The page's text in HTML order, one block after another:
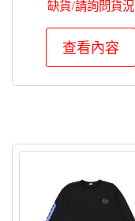
缺貨/請詢問貨況
查看內容